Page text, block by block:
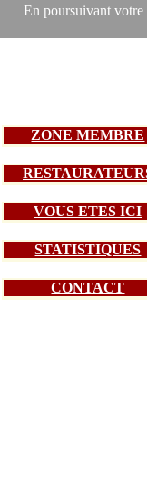
En poursuivant votre
ZONE MEMBRE
VOUS ETES ICI
STATISTIQUES
CONTACT